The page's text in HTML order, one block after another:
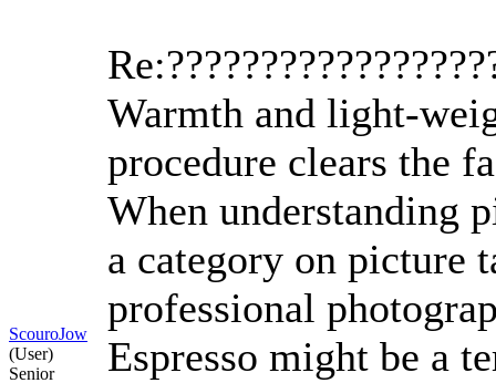
ScouroJow
(User)
Senior
Warmth and light-
procedure clears the
When understanding
a category on picture
professional
Espresso might be a